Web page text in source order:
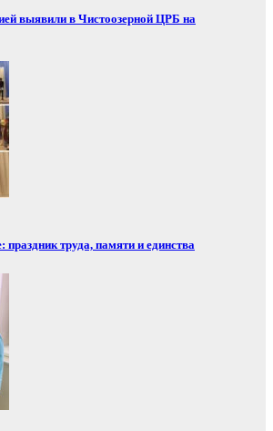
выявили в Чистоозерной ЦРБ на
праздник труда, памяти и единства